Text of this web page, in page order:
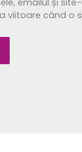
viitoare când o